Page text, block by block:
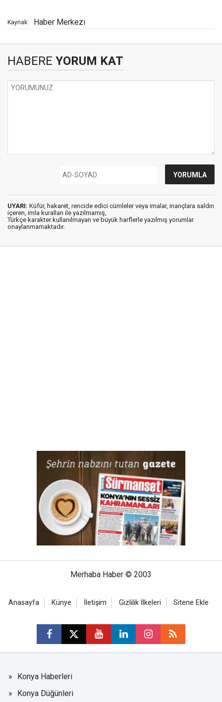
Kaynak: Haber Merkezi
HABERE YORUM KAT
UYARI: Küfür, hakaret, rencide edici cümleler veya imalar, inançlara saldırı
içeren, imla kuralları ile yazılmamış,
Türkçe karakter kullanılmayan ve büyük harflerle yazılmış yorumlar
onaylanmamaktadır.
Merhaba Haber © 2003
Anasayfa Künye İletişim Gizlilik İlkeleri Sitene Ekle
Konya Haberleri
Konya Düğünleri